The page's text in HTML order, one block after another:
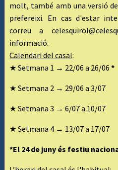
molt, també amb una versió
prefereixi. En cas d'estar
correu a
informació.
Calendari del casal:
★ Setmana 1 → 22/06 a 26/06 *
★ Setmana 2 → 29/06 a 3/07
★ Setmana 3 → 6/07 a 10/07
★ Setmana 4 → 13/07 a 17/07
*El 24 de juny és festiu